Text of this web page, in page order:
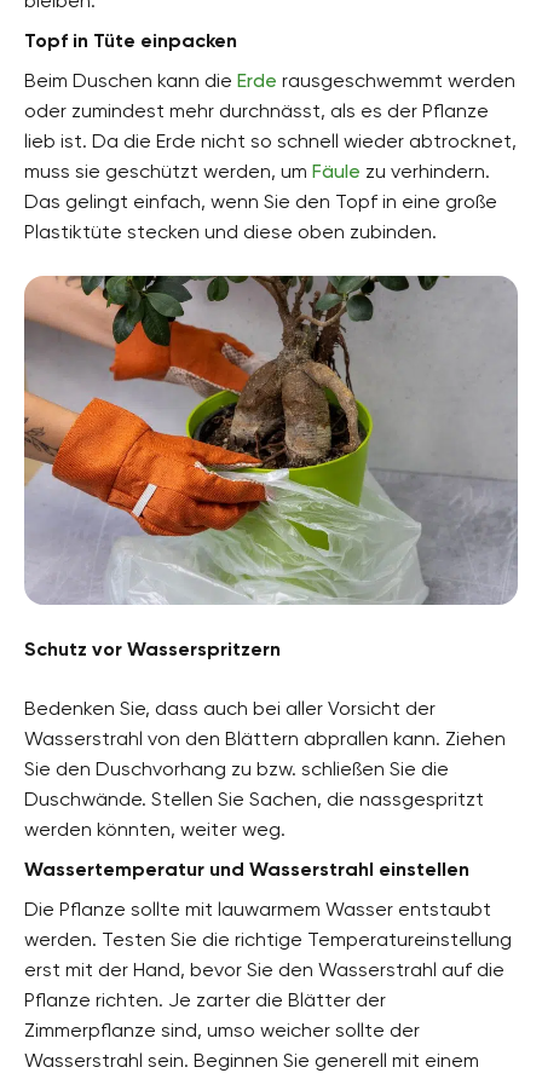
Topf in Tüte einpacken
Beim Duschen kann die Erde rausgeschwemmt werden
oder zumindest mehr durchnässt, als es der Pflanze
lieb ist. Da die Erde nicht so schnell wieder abtrocknet,
muss sie geschützt werden, um Fäule zu verhindern.
Das gelingt einfach, wenn Sie den Topf in eine große
Plastiktüte stecken und diese oben zubinden.
Schutz vor Wasserspritzern
Bedenken Sie, dass auch bei aller Vorsicht der
Wasserstrahl von den Blättern abprallen kann. Ziehen
Sie den Duschvorhang zu bzw. schließen Sie die
Duschwände. Stellen Sie Sachen, die nassgespritzt
werden könnten, weiter weg.
Wassertemperatur und Wasserstrahl einstellen
Die Pflanze sollte mit lauwarmem Wasser entstaubt
werden. Testen Sie die richtige Temperatureinstellung
erst mit der Hand, bevor Sie den Wasserstrahl auf die
Pflanze richten. Je zarter die Blätter der
Zimmerpflanze sind, umso weicher sollte der
Wasserstrahl sein. Beginnen Sie generell mit einem